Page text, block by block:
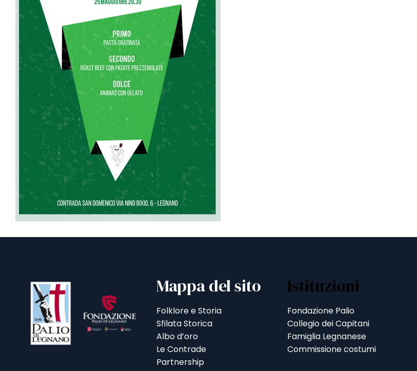
Mappa del sito
Folklore e Storia
Sfilata Storica
Albo d’oro
Le Contrade
Partnership
Istituzioni
Fondazione Palio
Collegio dei Capitani
Famiglia Legnanese
Commissione costumi